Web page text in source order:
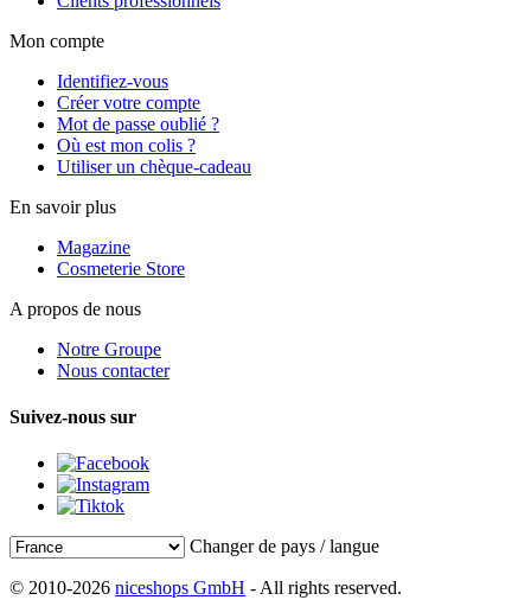
Mon compte
Identifiez-vous
Créer votre compte
Mot de passe oublié ?
Où est mon colis ?
Utiliser un chèque-cadeau
En savoir plus
Magazine
Cosmeterie Store
A propos de nous
Notre Groupe
Nous contacter
Suivez-nous sur
Changer de pays / langue
© 2010-2026 niceshops GmbH - All rights reserved.